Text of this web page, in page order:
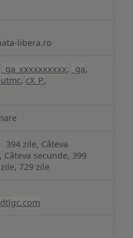
libera.ro
_ga_xxxxxxxxxx, _ga,
, cX_P,
394 zile, Câteva
secunde, 399
729 zile